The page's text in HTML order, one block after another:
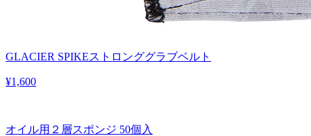
GLACIER SPIKEストロンググラブベルト
¥1,600
オイル用２層スポンジ 50個入